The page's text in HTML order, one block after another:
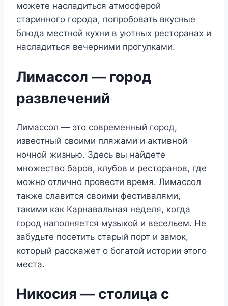
можете насладиться атмосферой
старинного города, попробовать вкусные
блюда местной кухни в уютных ресторанах и
насладиться вечерними прогулками.
Лимассол — город
развлечений
Лимассол — это современный город,
известный своими пляжами и активной
ночной жизнью. Здесь вы найдете
множество баров, клубов и ресторанов, где
можно отлично провести время. Лимассол
также славится своими фестивалями,
такими как Карнавальная неделя, когда
город наполняется музыкой и весельем. Не
забудьте посетить старый порт и замок,
который расскажет о богатой истории этого
места.
Никосия — столица с